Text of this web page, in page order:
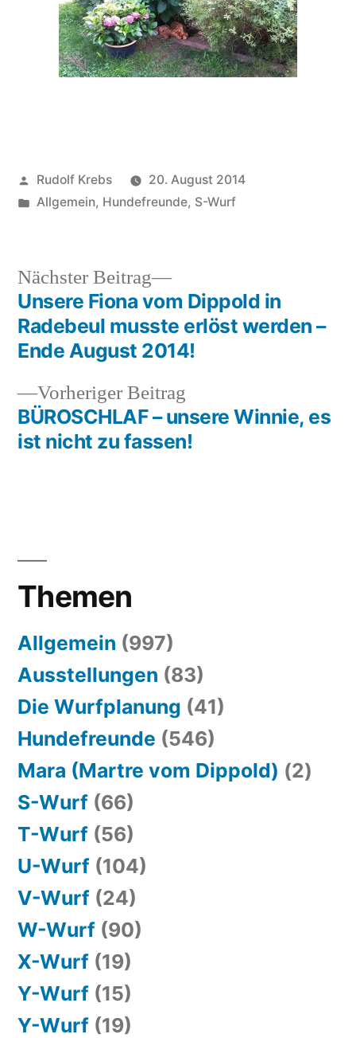
Veröffentlicht
von
Rudolf Krebs
20. August 2014
Veröffentlicht
Allgemein, Hundefreunde, S-Wurf
Beitragsnavigation
Vorheriger Beitrag
Beitrag:
BÜROSCHLAF – unsere Winnie, es
ist nicht zu fassen!
Nächster Beitrag
Nächster
Beitrag:
Unsere Fiona vom Dippold in
Radebeul musste erlöst werden –
Ende August 2014!
Themen
Allgemein (997)
Ausstellungen (83)
Die Wurfplanung (41)
Hundefreunde (546)
Mara (Martre vom Dippold) (2)
S-Wurf (66)
T-Wurf (56)
U-Wurf (104)
V-Wurf (24)
W-Wurf (90)
X-Wurf (19)
Y-Wurf (15)
Y-Wurf (19)